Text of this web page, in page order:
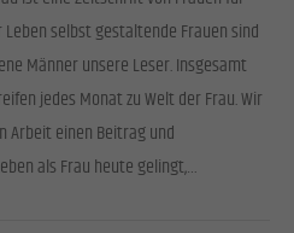
selbst gestaltende Frauen sind
Männer unsere Leser. Insgesamt
jedes Monat zu Welt der Frau. Wir
einen Beitrag und
als Frau heute gelingt,…